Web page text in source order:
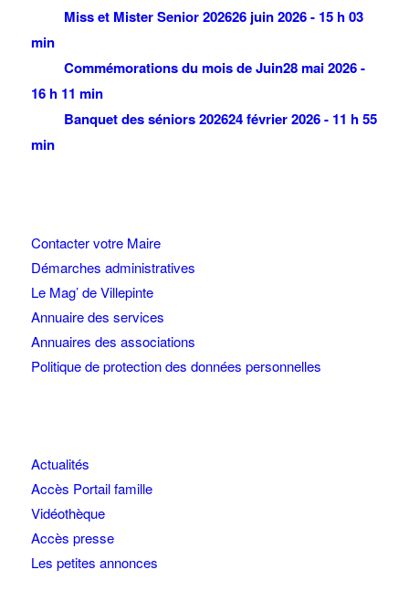
Miss et Mister Senior 202626 juin 2026 - 15 h 03
min
Commémorations du mois de Juin28 mai 2026 -
16 h 11 min
Banquet des séniors 202624 février 2026 - 11 h 55
min
Contacter votre Maire
Démarches administratives
Le Mag’ de Villepinte
Annuaire des services
Annuaires des associations
Politique de protection des données personnelles
Actualités
Accès Portail famille
Vidéothèque
Accès presse
Les petites annonces